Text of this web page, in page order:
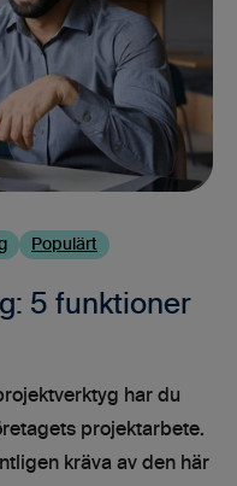
Populärt
5 funktioner
har du
projektarbete.
kräva av den här